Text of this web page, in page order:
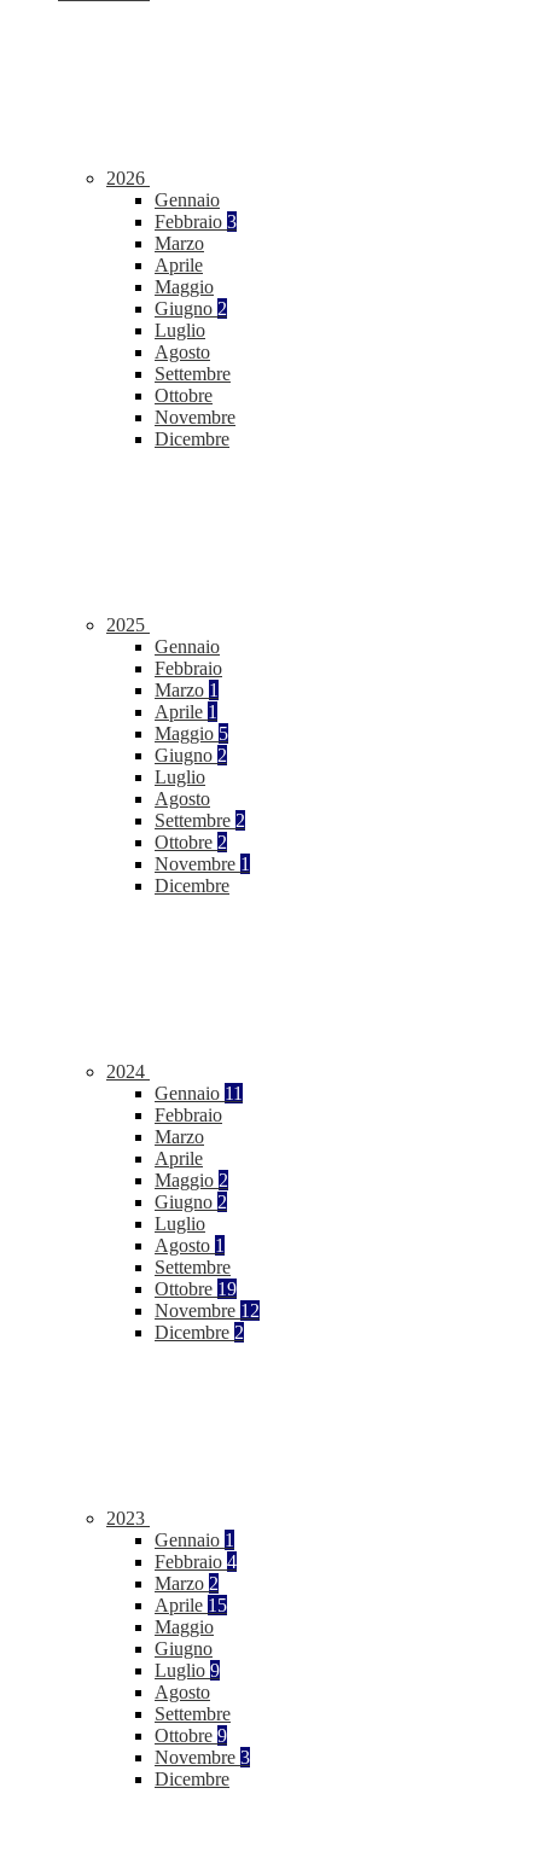
2026
Gennaio
Febbraio 3
Marzo
Aprile
Maggio
Giugno 2
Luglio
Agosto
Settembre
Ottobre
Novembre
Dicembre
2025
Gennaio
Febbraio
Marzo 1
Aprile 1
Maggio 5
Giugno 2
Luglio
Agosto
Settembre 2
Ottobre 2
Novembre 1
Dicembre
2024
Gennaio 11
Febbraio
Marzo
Aprile
Maggio 2
Giugno 2
Luglio
Agosto 1
Settembre
Ottobre 19
Novembre 12
Dicembre 2
2023
Gennaio 1
Febbraio 4
Marzo 2
Aprile 15
Maggio
Giugno
Luglio 9
Agosto
Settembre
Ottobre 9
Novembre 3
Dicembre